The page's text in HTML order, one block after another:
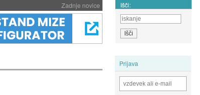
Zadnje novice Išči:
Prijava